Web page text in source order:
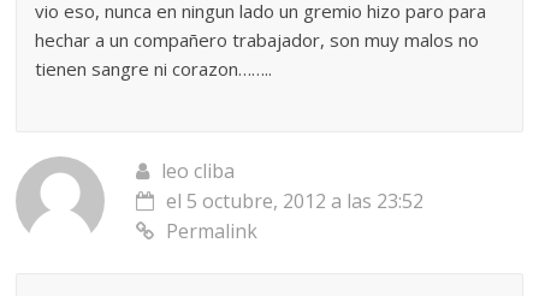
vio eso, nunca en ningun lado un gremio hizo paro para
hechar a un compañero trabajador, son muy malos no
tienen sangre ni corazon……..
leo cliba
el 5 octubre, 2012 a las 23:52
Permalink